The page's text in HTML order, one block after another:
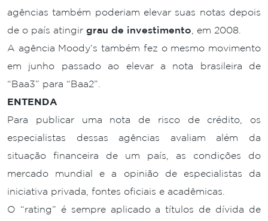
agências também poderiam elevar suas notas depois
de o país atingir grau de investimento , em 2008.
A agência Moody’s também fez o mesmo movimento
em junho passado ao elevar a nota brasileira de
“Baa3” para “Baa2”.
ENTENDA
Para publicar uma nota de risco de crédito, os
especialistas dessas agências avaliam além da
situação financeira de um país, as condições do
mercado mundial e a opinião de especialistas da
iniciativa privada, fontes oficiais e acadêmicas.
O “rating” é sempre aplicado a títulos de dívida de